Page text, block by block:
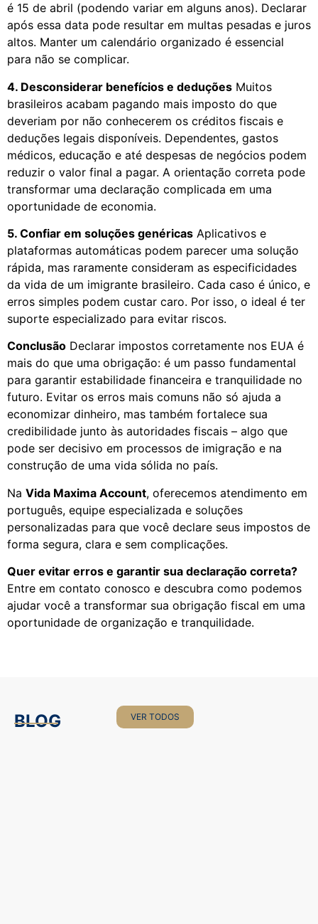
é 15 de abril (podendo variar em alguns anos). Declarar
após essa data pode resultar em multas pesadas e juros
altos. Manter um calendário organizado é essencial
para não se complicar.
4. Desconsiderar benefícios e deduções Muitos
brasileiros acabam pagando mais imposto do que
deveriam por não conhecerem os créditos fiscais e
deduções legais disponíveis. Dependentes, gastos
médicos, educação e até despesas de negócios podem
reduzir o valor final a pagar. A orientação correta pode
transformar uma declaração complicada em uma
oportunidade de economia.
5. Confiar em soluções genéricas Aplicativos e
plataformas automáticas podem parecer uma solução
rápida, mas raramente consideram as especificidades
da vida de um imigrante brasileiro. Cada caso é único, e
erros simples podem custar caro. Por isso, o ideal é ter
suporte especializado para evitar riscos.
Conclusão Declarar impostos corretamente nos EUA é
mais do que uma obrigação: é um passo fundamental
para garantir estabilidade financeira e tranquilidade no
futuro. Evitar os erros mais comuns não só ajuda a
economizar dinheiro, mas também fortalece sua
credibilidade junto às autoridades fiscais – algo que
pode ser decisivo em processos de imigração e na
construção de uma vida sólida no país.
Na Vida Maxima Account, oferecemos atendimento em
português, equipe especializada e soluções
personalizadas para que você declare seus impostos de
forma segura, clara e sem complicações.
Quer evitar erros e garantir sua declaração correta?
Entre em contato conosco e descubra como podemos
ajudar você a transformar sua obrigação fiscal em uma
oportunidade de organização e tranquilidade.
BLOG VER TODOS